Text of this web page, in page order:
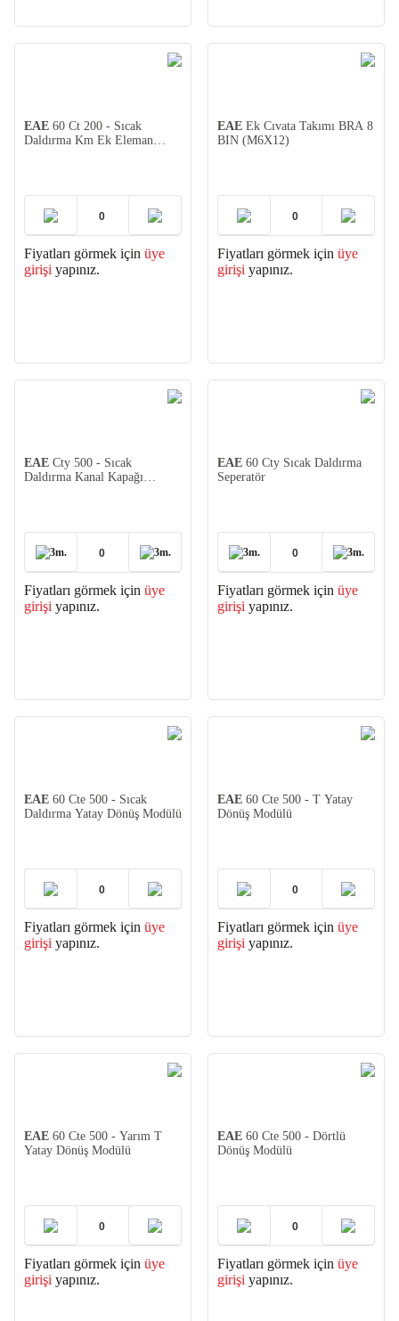
EAE 60 Ct 200 - Sıcak
Daldırma Km Ek Eleman
Fiyatları görmek için üye
girişi yapınız.
EAE Ek Cıvata Takımı BRA 8
BIN (M6X12)
Fiyatları görmek için üye
girişi yapınız.
EAE Cty 500 - Sıcak
Daldırma Kanal Kapağı
3m.
3m.
Fiyatları görmek için üye
girişi yapınız.
EAE 60 Cty Sıcak Daldırma
Seperatör
3m.
3m.
Fiyatları görmek için üye
girişi yapınız.
EAE 60 Cte 500 - Sıcak
Daldırma Yatay Dönüş Modülü
Fiyatları görmek için üye
girişi yapınız.
EAE 60 Cte 500 - T Yatay
Dönüş Modülü
Fiyatları görmek için üye
girişi yapınız.
EAE 60 Cte 500 - Yarım T
Yatay Dönüş Modülü
Fiyatları görmek için üye
girişi yapınız.
EAE 60 Cte 500 - Dörtlü
Dönüş Modülü
Fiyatları görmek için üye
girişi yapınız.